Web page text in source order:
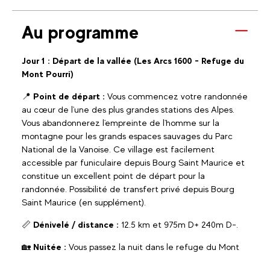
Au programme
Jour 1 : Départ de la vallée (Les Arcs 1600 - Refuge du
Mont Pourri)
📍 Point de départ : Vous commencez votre randonnée
au cœur de l'une des plus grandes stations des Alpes.
Vous abandonnerez l'empreinte de l'homme sur la
montagne pour les grands espaces sauvages du Parc
National de la Vanoise. Ce village est facilement
accessible par funiculaire depuis Bourg Saint Maurice et
constitue un excellent point de départ pour la
randonnée. Possibilité de transfert privé depuis Bourg
Saint Maurice (en supplément).
📏 Dénivelé / distance : 12.5 km et 975m D+ 240m D-.
🏡 Nuitée : Vous passez la nuit dans le refuge du Mont